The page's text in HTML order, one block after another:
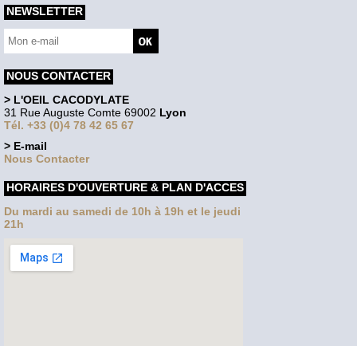
NEWSLETTER
NOUS CONTACTER
> L'OEIL CACODYLATE
31 Rue Auguste Comte 69002 Lyon
Tél. +33 (0)4 78 42 65 67
> E-mail
Nous Contacter
HORAIRES D'OUVERTURE & PLAN D'ACCES
Du mardi au samedi de 10h à 19h et le jeudi
21h